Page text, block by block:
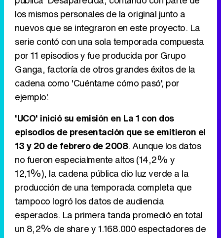
Tráiler de la tercera temporada de 'The Walking Dead: Dead City' de AMC+
Canción ganadora de Eurovisión 2026: DARA con "Bangaranga" por Bulgaria
los mismos personales de la original junto a
nuevos que se integraron en este proyecto. La
serie contó con una sola temporada compuesta
por 11 episodios y fue producida por Grupo
Ganga, factoría de otros grandes éxitos de la
cadena como 'Cuéntame cómo pasó', por
ejemplo'.
'UCO' inició su emisión en La 1 con dos
episodios de presentación que se emitieron el
13 y 20 de febrero de 2008. Aunque los datos
no fueron especialmente altos (14,2% y
12,1%), la cadena pública dio luz verde a la
producción de una temporada completa que
tampoco logró los datos de audiencia
esperados. La primera tanda promedió en total
un 8,2% de share y 1.168.000 espectadores de